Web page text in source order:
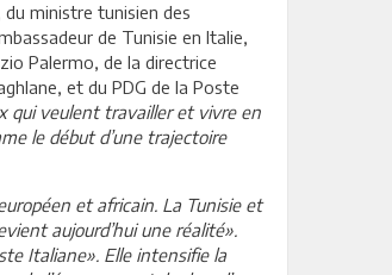
ministre tunisien des
de Tunisie en Italie,
Palermo, de la directrice
et du PDG de la Poste
qui veulent travailler et vivre en
le début d’une trajectoire
et africain. La Tunisie et
aujourd’hui une réalité».
Italiane». Elle intensifie la